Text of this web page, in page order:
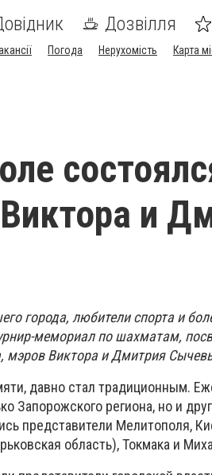
Дозвілля
Погода Нерухомість Карта
и
города, любители спорта и
мемориал по шахматам,
мэров Виктора и Дмитрия
давно стал традиционным.
Запорожского региона, но и
представители Мелитополя,
область), Токмака и